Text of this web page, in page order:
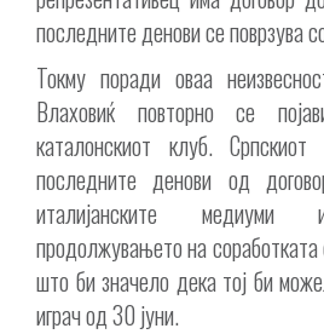
последните денови се поврзува
Токму поради оваа
Влаховиќ повторно се
каталонскиот клуб.
последните денови од
италијанските медиуми
продолжувањето на соработката
што би значело дека тој би
играч од 30 јуни.